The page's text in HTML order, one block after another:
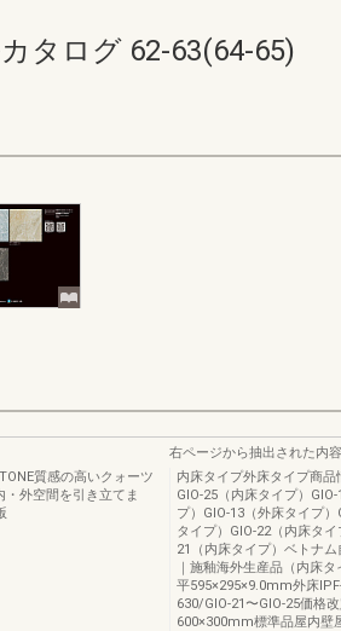
タログ 62-63(64-65)
質感の高いクォーツ
外空間を引き立てま
右ページから抽出された内容
内床タイプ外床タイプ商品
GIO‐25（内床タイプ）
プ）GIO‐13（外床タイプ
タイプ）GIO‐22（内床タ
21（内床タイプ）​ベトナム
｜施釉海外生産品（内床
平595×295×9.0mm外床
630/GIO‐21〜GIO‐25価格
600×300mm標準品屋内壁